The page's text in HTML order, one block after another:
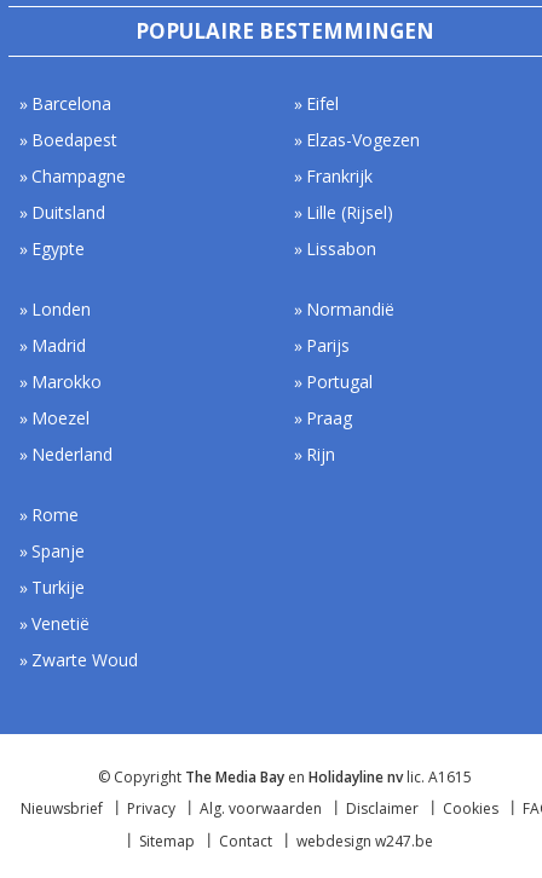
POPULAIRE BESTEMMINGEN
Barcelona
Boedapest
Champagne
Duitsland
Egypte
Eifel
Elzas-Vogezen
Frankrijk
Lille (Rijsel)
Lissabon
Londen
Madrid
Marokko
Moezel
Nederland
Normandië
Parijs
Portugal
Praag
Rijn
Rome
Spanje
Turkije
Venetië
Zwarte Woud
© Copyright The Media Bay en Holidayline nvlic. A1615
Nieuwsbrief
Privacy Alg. voorwaarden Disclaimer Cookies
Sitemap
Contact webdesign w247.be